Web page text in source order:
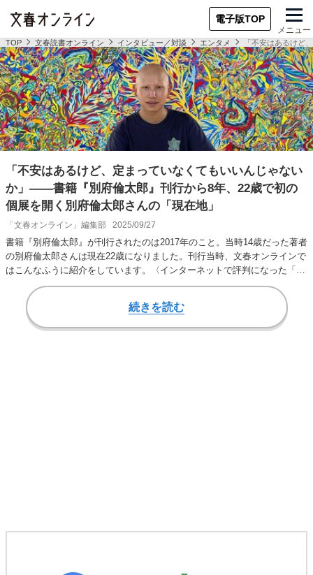
電子版TOP
メニュー
TOP 文春読書オンライン インタビュー／対談 エンタメ 「不安はあるけど
「不安はあるけど、定まっていなくてもいいんじゃない
か」――書籍『別府倫太郎』刊行から8年、22歳で初の
個展を開く別府倫太郎さんの「現在地」
「文春オンライン」編集部 2025/09/27
書籍『別府倫太郎』が刊行されたのは2017年のこと。当時14歳だった著者
の別府倫太郎さんは現在22歳になりました。刊行当時、文春オンラインで
はこんなふうに紹介をしています。〈インターネットで評判になった「別
府新聞」…
続きを読む